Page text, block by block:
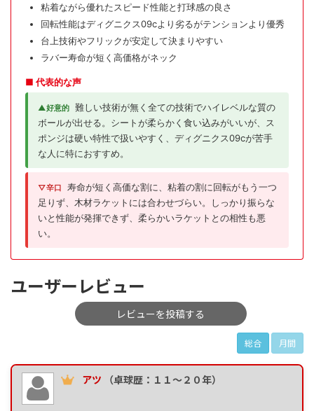
粘着ながら優れたスピード性能と打球感の良さ
回転性能はディグニクス09cより劣るがテンションより優秀
台上技術やフリックが安定して決まりやすい
ラバー寿命が短く高価格がネック
■ 代表的な声
▲好意的 難しい技術が無く全ての技術でハイレベルな質の
ボールが出せる。シートが柔らかく食い込みがいいが、ス
ポンジは硬い特性で扱いやすく、ディグニクス09cが苦手
な人に特におすすめ。
▽辛口
寿命が短く高価な割に、粘着の割に回転がもう一つ
足りず、木材ラケットには合わせづらい。しっかり振らな
いと性能が発揮できず、柔らかいラケットとの相性も悪
い。
ユーザーレビュー
レビューを投稿する
総合 月間
アツ （卓球歴：１１～２０年）